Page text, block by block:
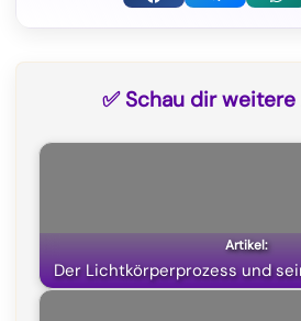
F
o
k
T
a
m
W
p
p
✅ Schau dir
Der Lichtkörperprozess und